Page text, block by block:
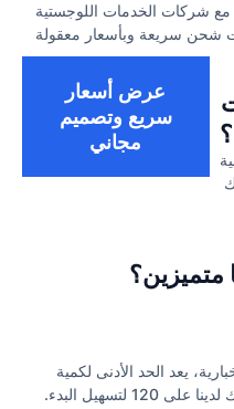
شركات الخدمات اللوجستية
شحن سريعة وبأسعار معقولة
عرض أسعار
سريع وتصميم
مجاني
متميزين؟
يعد الحد الأدنى لكمية
البدء.